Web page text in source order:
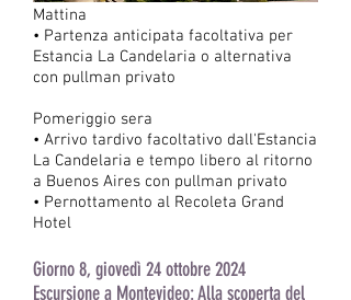
Mattina
• Partenza anticipata facoltativa per
Estancia La Candelaria o alternativa
con pullman privato
Pomeriggio sera
• Arrivo tardivo facoltativo dall'Estancia
La Candelaria e tempo libero al ritorno
a Buenos Aires con pullman privato
• Pernottamento al Recoleta Grand
Hotel
Giorno 8, giovedì 24 ottobre 2024
Escursione a Montevideo: Alla scoperta del